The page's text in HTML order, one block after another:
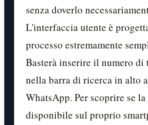
senza doverlo
L'interfaccia utente è
processo estremamente
Basterà inserire il numero di
nella barra di ricerca in alto
WhatsApp. Per scoprire se
disponibile sul proprio